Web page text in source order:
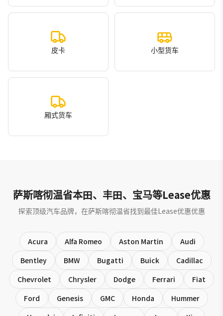
皮卡 小型货车
厢式货车
萨斯喀彻温省本田、丰田、宝马等Lease优惠
探索顶级汽车品牌，在萨斯喀彻温省找到最佳Lease优惠优惠
Acura Alfa Romeo Aston Martin
Audi
Bentley
BMW Bugatti Buick
Cadillac
Chevrolet
Chrysler Dodge Ferrari
Fiat
Ford
Genesis GMC Honda
Hummer